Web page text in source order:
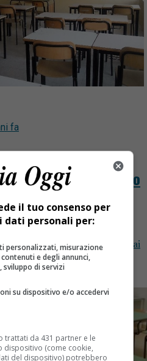
fa
virtuale con le
l’anno scolastico
con le famiglie per
e la pagella arriva anche ai
virtuale con le famiglie
il tuo consenso per
personali per:
personalizzati, misurazione
e degli annunci,
sviluppo di servizi
su dispositivo e/o accedervi
trattati da 431 partner e le
dispositivo (come cookie,
del dispositivo) potrebbero